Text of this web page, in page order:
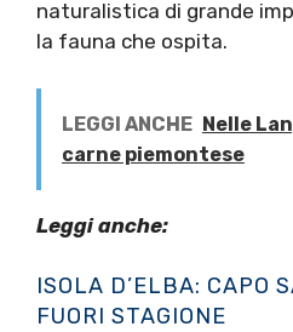
naturalistica di grande
la fauna che ospita.
LEGGI ANCHE Nelle
carne piemontese
Leggi anche:
ISOLA D’ELBA: CAPO
FUORI STAGIONE